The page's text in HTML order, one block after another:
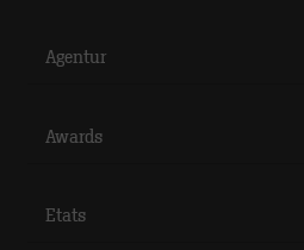
Agentur
Awards
Etats